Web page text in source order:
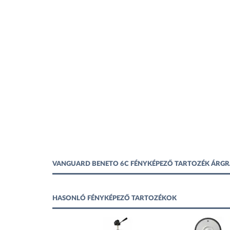
VANGUARD BENETO 6C FÉNYKÉPEZŐ TARTOZÉK
HASONLÓ FÉNYKÉPEZŐ TARTOZÉKOK